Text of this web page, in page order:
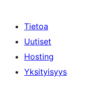
Tietoa
Uutiset
Hosting
Yksityisyys